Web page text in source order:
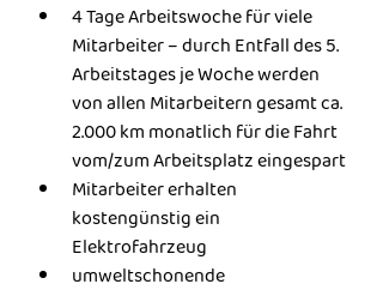
4 Tage Arbeitswoche für viele
Mitarbeiter – durch Entfall des 5.
Arbeitstages je Woche werden
von allen Mitarbeitern gesamt ca.
2.000 km monatlich für die Fahrt
vom/zum Arbeitsplatz eingespart
Mitarbeiter erhalten
kostengünstig ein
Elektrofahrzeug
umweltschonende